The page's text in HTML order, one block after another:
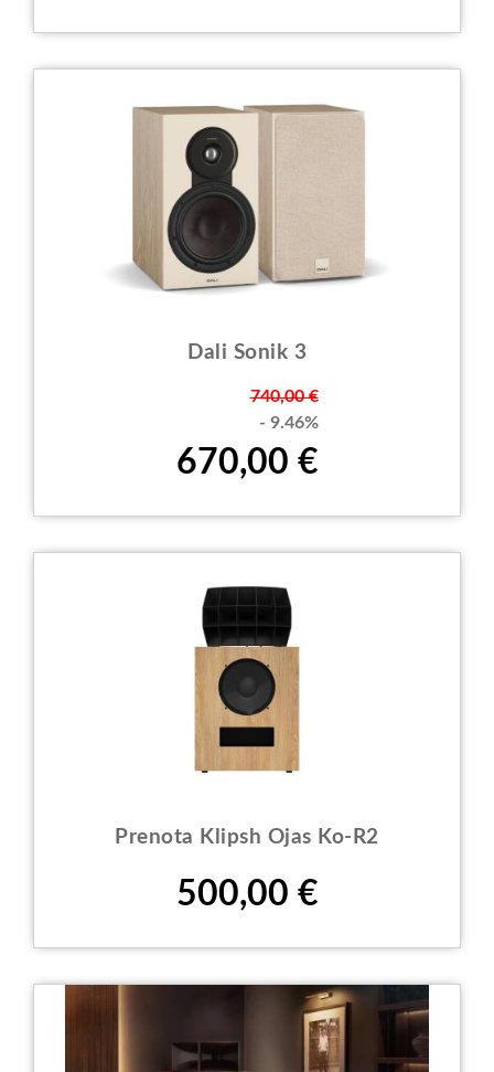
Dali Sonik 3
740,00 €
- 9.46%
670,00 €
Prenota Klipsh Ojas Ko-R2
Prezzo
500,00 €